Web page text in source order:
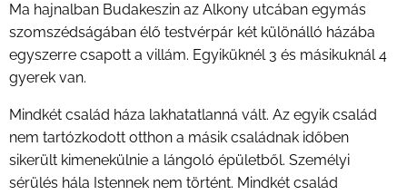
Ma hajnalban Budakeszin az Alkony utcában egymás
szomszédságában élő testvérpár két különálló házába
egyszerre csapott a villám. Egyiküknél 3 és másikuknál 4
gyerek van.
Mindkét család háza lakhatatlanná vált. Az egyik család
nem tartózkodott otthon a másik családnak időben
sikerült kimenekülnie a lángoló épületből. Személyi
sérülés hála Istennek nem történt. Mindkét család